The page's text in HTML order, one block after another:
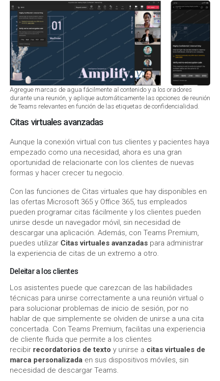
Agregue marcas de agua fácilmente al contenido y a los oradores
durante una reunión, y aplique automáticamente las opciones de reunión
de Teams relevantes en función de las etiquetas de confidencialidad.
Citas virtuales avanzadas
Aunque la conexión virtual con tus clientes y pacientes haya
empezado como una necesidad, ahora es una gran
oportunidad de relacionarte con los clientes de nuevas
formas y hacer crecer tu negocio.
Con las funciones de Citas virtuales que hay disponibles en
las ofertas Microsoft 365 y Office 365, tus empleados
pueden programar citas fácilmente y los clientes pueden
unirse desde un navegador móvil, sin necesidad de
descargar una aplicación. Además, con Teams Premium,
puedes utilizar Citas virtuales avanzadas para administrar
la experiencia de citas de un extremo a otro.
Deleitar a los clientes
Los asistentes puede que carezcan de las habilidades
técnicas para unirse correctamente a una reunión virtual o
para solucionar problemas de inicio de sesión, por no
hablar de que simplemente se olviden de unirse a una cita
concertada. Con Teams Premium, facilitas una experiencia
de cliente fluida que permite a los clientes
recibir recordatorios de texto y unirse a citas virtuales de
marca personalizada en sus dispositivos móviles, sin
necesidad de descargar Teams.